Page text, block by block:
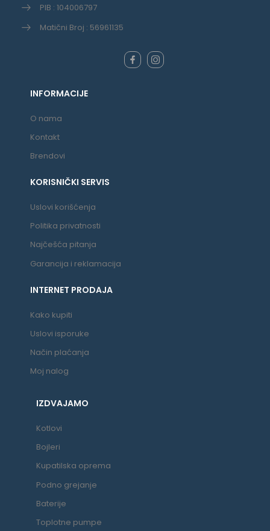
PIB : 104006797
Matični Broj : 56961135
INFORMACIJE
O nama
Kontakt
Brendovi
KORISNIČKI SERVIS
Uslovi korišćenja
Politika privatnosti
Najčešća pitanja
Garancija i reklamacija
INTERNET PRODAJA
Kako kupiti
Uslovi isporuke
Način plaćanja
Moj nalog
IZDVAJAMO
Kotlovi
Bojleri
Kupatilska oprema
Podno grejanje
Baterije
Toplotne pumpe